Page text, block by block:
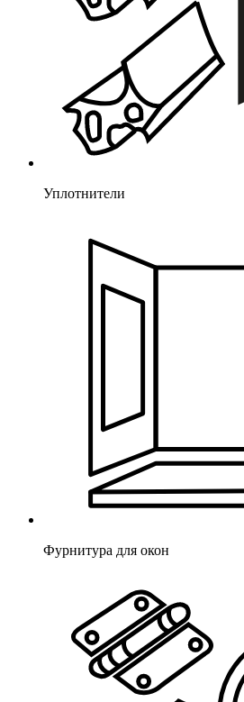
Уплотнители
Фурнитура для окон